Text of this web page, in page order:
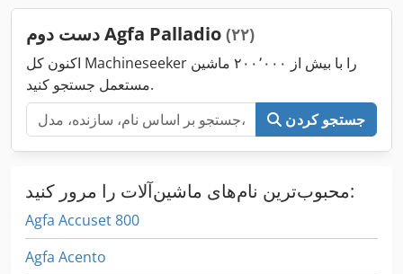
دست دوم Agfa Palladio (۲۲)
اکنون کل Machineseeker را با بیش از ۲۰۰٬۰۰۰ ماشین
مستعمل جستجو کنید.
جستجو کردن
محبوب‌ترین نام‌های ماشین‌آلات را مرور کنید:
Agfa Accuset 800
Agfa Acento